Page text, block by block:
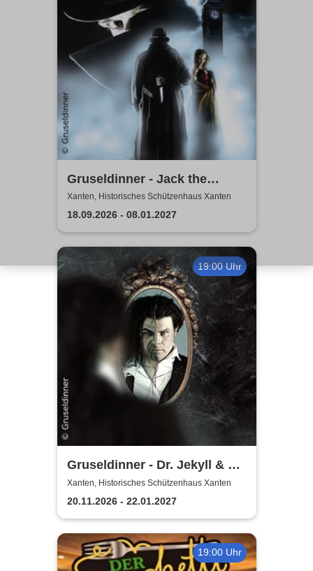
Gruseldinner - Jack the
Ripper
Xanten, Historisches Schützenhaus Xanten
18.09.2026 - 08.01.2027
19:00 Uhr
Gruseldinner - Dr. Jekyll & Mr.
Hyde
Xanten, Historisches Schützenhaus Xanten
20.11.2026 - 22.01.2027
19:00 Uhr